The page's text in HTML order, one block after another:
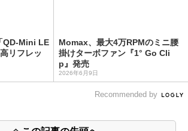
QD-Mini LE
リフレッ
Momax、最大4万RPMのミニ腰
掛けターボファン『1° Go Cli
p』発売
2026年6月9日
Recommended by